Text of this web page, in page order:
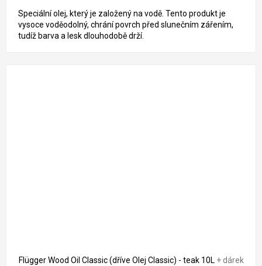
Speciální olej, který je založený na vodě. Tento produkt je
vysoce voděodolný, chrání povrch před slunečním zářením,
tudíž barva a lesk dlouhodobě drží.
Flügger Wood Oil Classic (dříve Olej Classic) - teak 10L + dárek